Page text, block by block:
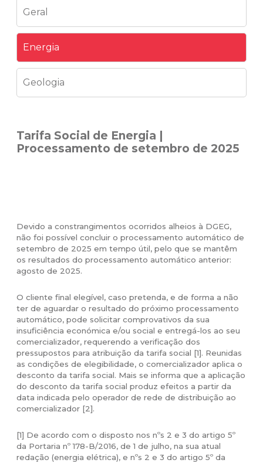
Geral
Energia
Geologia
Tarifa Social de Energia |
Processamento de setembro de 2025
Devido a constrangimentos ocorridos alheios à DGEG,
não foi possível concluir o processamento automático de
setembro de 2025 em tempo útil, pelo que se mantêm
os resultados do processamento automático anterior:
agosto de 2025.
O cliente final elegível, caso pretenda, e de forma a não
ter de aguardar o resultado do próximo processamento
automático, pode solicitar comprovativos da sua
insuficiência económica e/ou social e entregá-los ao seu
comercializador, requerendo a verificação dos
pressupostos para atribuição da tarifa social [1]. Reunidas
as condições de elegibilidade, o comercializador aplica o
desconto da tarifa social. Mais se informa que a aplicação
do desconto da tarifa social produz efeitos a partir da
data indicada pelo operador de rede de distribuição ao
comercializador [2].
[1] De acordo com o disposto nos nºs 2 e 3 do artigo 5º
da Portaria nº 178-B/2016, de 1 de julho, na sua atual
redação (energia elétrica), e nºs 2 e 3 do artigo 5º da